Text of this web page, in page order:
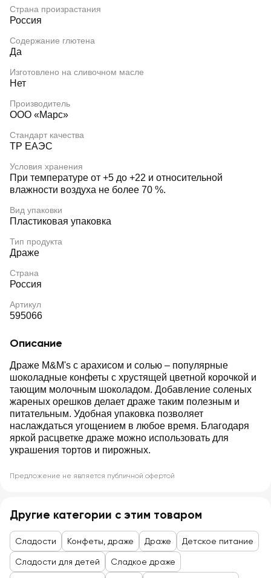
Страна произрастания
Россия
Содержание глютена
Да
Изготовлено на сливочном масле
Нет
Производитель
ООО «Марс»
Стандарт качества
ТР ЕАЭС
Условия хранения
При температуре от +5 до +22 и относительной
влажности воздуха не более 70 %.
Вид упаковки
Пластиковая упаковка
Тип продукта
Драже
Страна
Россия
Артикул
595066
Описание
Драже M&M's с арахисом и солью – популярные
шоколадные конфеты с хрустящей цветной корочкой и
тающим молочным шоколадом. Добавление соленых
жареных орешков делает драже таким полезным и
питательным. Удобная упаковка позволяет
наслаждаться угощением в любое время. Благодаря
яркой расцветке драже можно использовать для
украшения тортов и пирожных.
Предложение не является публичной офертой
Другие категории с этим товаром
Сладости Конфеты, драже Драже Детское питание
Сладости для детей Сладкое драже